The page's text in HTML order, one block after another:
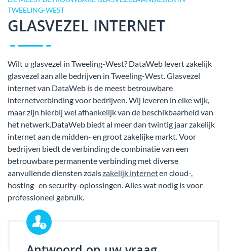
TWEELING-WEST
GLASVEZEL INTERNET
Wilt u glasvezel in Tweeling-West? DataWeb levert zakelijk
glasvezel aan alle bedrijven in Tweeling-West. Glasvezel
internet van DataWeb is de meest betrouwbare
internetverbinding voor bedrijven. Wij leveren in elke wijk,
maar zijn hierbij wel afhankelijk van de beschikbaarheid van
het netwerk.DataWeb biedt al meer dan twintig jaar zakelijk
internet aan de midden- en groot zakelijke markt. Voor
bedrijven biedt de verbinding de combinatie van een
betrouwbare permanente verbinding met diverse
aanvullende diensten zoalszakelijk interneten cloud-,
hosting- en security-oplossingen. Alles wat nodig is voor
professioneel gebruik.